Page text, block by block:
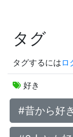
タグ
タグするには ロ
好き
#昔から好き